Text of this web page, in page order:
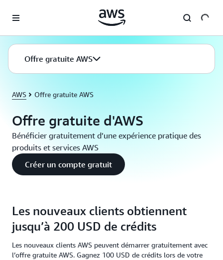
Offre gratuite AWS
AWS Offre gratuite AWS
Offre gratuite d'AWS
Bénéficier gratuitement d’une expérience pratique des
produits et services AWS
Créer un compte gratuit
Les nouveaux clients obtiennent
jusqu’à 200 USD de crédits
Les nouveaux clients AWS peuvent démarrer gratuitement avec
l’offre gratuite AWS. Gagnez 100 USD de crédits lors de votre